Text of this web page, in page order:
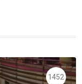
1452